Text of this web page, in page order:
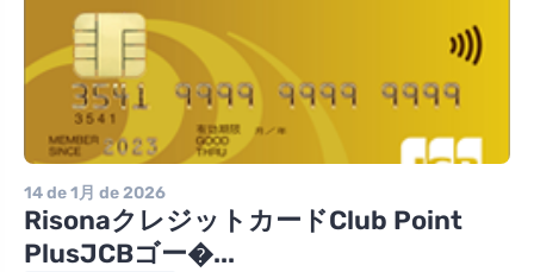
14 de 1月 de 2026
RisonaクレジットカードClub Point
PlusJCBゴー�...